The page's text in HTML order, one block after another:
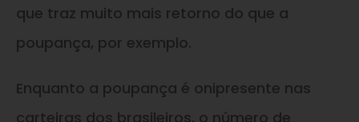
que traz muito mais retorno do que a
poupança, por exemplo.
Enquanto a poupança é onipresente nas
carteiras dos brasileiros, o número de